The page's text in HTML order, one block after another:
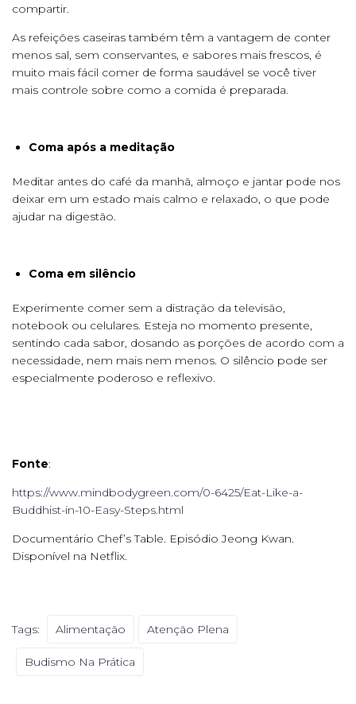
compartir.
As refeições caseiras também têm a vantagem de conter
menos sal, sem conservantes, e sabores mais frescos, é
muito mais fácil comer de forma saudável se você tiver
mais controle sobre como a comida é preparada.
Coma após a meditação
Meditar antes do café da manhã, almoço e jantar pode nos
deixar em um estado mais calmo e relaxado, o que pode
ajudar na digestão.
Coma em silêncio
Experimente comer sem a distração da televisão,
notebook ou celulares. Esteja no momento presente,
sentindo cada sabor, dosando as porções de acordo com a
necessidade, nem mais nem menos. O silêncio pode ser
especialmente poderoso e reflexivo.
Fonte:
https://www.mindbodygreen.com/0-6425/Eat-Like-a-
Buddhist-in-10-Easy-Steps.html
Documentário Chef’s Table. Episódio Jeong Kwan.
Disponível na Netflix.
Tags: Alimentação Atenção Plena
Budismo Na Prática